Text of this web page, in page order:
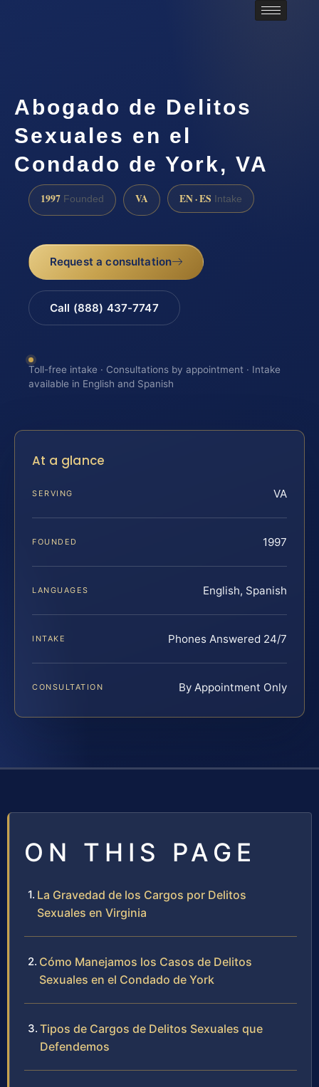
Abogado de Delitos
Sexuales en el
Condado de York, VA
1997 Founded VA EN · ES Intake
Request a consultation
Call (888) 437-7747
Toll-free intake · Consultations by appointment · Intake
available in English and Spanish
At a glance
SERVING VA
FOUNDED 1997
LANGUAGES English, Spanish
INTAKE Phones Answered 24/7
CONSULTATION By Appointment Only
ON THIS PAGE
La Gravedad de los Cargos por Delitos
Sexuales en Virginia
Cómo Manejamos los Casos de Delitos
Sexuales en el Condado de York
Tipos de Cargos de Delitos Sexuales que
Defendemos